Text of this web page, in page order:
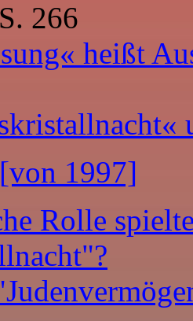
266
heißt
1997]
Rolle